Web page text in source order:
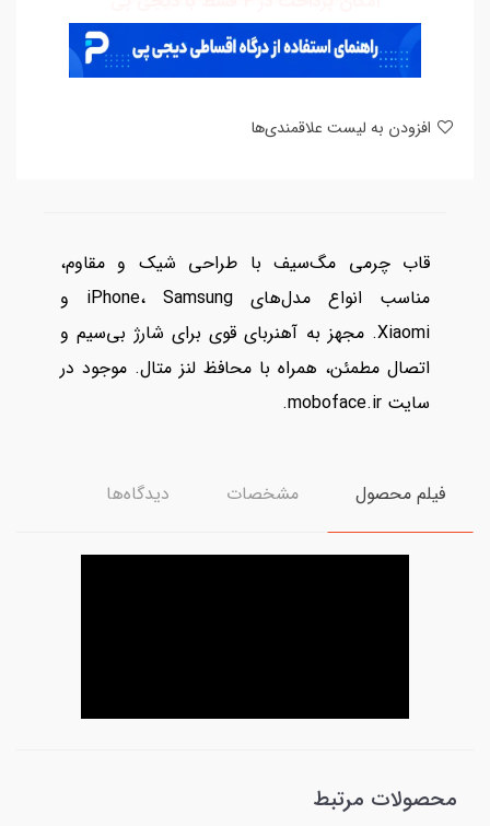
قاب چرمی مگ‌سیف با طراحی شیک و مقاوم،
مناسب انواع مدل‌های iPhone، Samsung و
Xiaomi. مجهز به آهنربای قوی برای شارژ بی‌سیم و
اتصال مطمئن، همراه با محافظ لنز متال. موجود در
سایت moboface.ir.
فیلم محصول مشخصات دیدگاه‌ها
محصولات مرتبط